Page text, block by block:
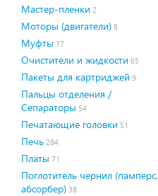
Мастер-пленки 2
Моторы (двигатели) 8
Муфты 17
Очистители и жидкости 65
Пакеты для картриджей 9
Пальцы отделения /
Сепараторы 54
Печатающие головки 51
Печь 284
Платы 71
Поглотитель чернил (памперс,
абсорбер) 38